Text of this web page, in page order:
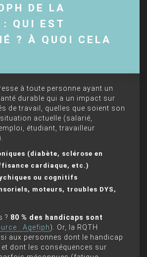
DE LA
: QUI EST
? À QUOI CELA
à toute personne ayant un
durable qui a un impact sur
de travail, quelles que soient son
actuelle (salarié,
étudiant, travailleur
(diabète, sclérose en
cardiaque, etc.)
ou cognitifs
moteurs, troubles DYS,
? 80 % des handicaps sont
: Agefiph). Or, la RQTH
aux personnes dont le handicap
dont les conséquences sur